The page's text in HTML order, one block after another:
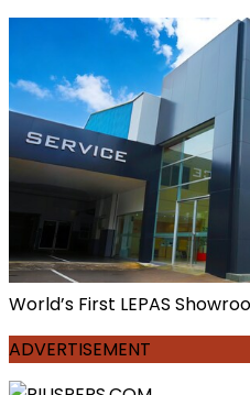
World’s First LEPAS
ADVERTISEMENT